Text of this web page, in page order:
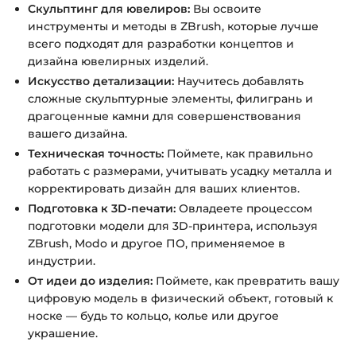
Скульптинг для ювелиров: Вы освоите
инструменты и методы в ZBrush, которые лучше
всего подходят для разработки концептов и
дизайна ювелирных изделий.
Искусство детализации: Научитесь добавлять
сложные скульптурные элементы, филигрань и
драгоценные камни для совершенствования
вашего дизайна.
Техническая точность: Поймете, как правильно
работать с размерами, учитывать усадку металла и
корректировать дизайн для ваших клиентов.
Подготовка к 3D-печати: Овладеете процессом
подготовки модели для 3D-принтера, используя
ZBrush, Modo и другое ПО, применяемое в
индустрии.
От идеи до изделия: Поймете, как превратить вашу
цифровую модель в физический объект, готовый к
носке — будь то кольцо, колье или другое
украшение.